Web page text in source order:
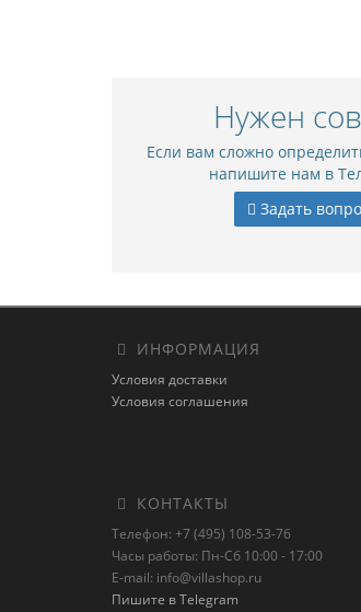
Нужен
Если вам сложно
напишите нам в
Задать
ИНФОРМАЦИЯ
Условия доставки
Условия соглашения
КОНТАКТЫ
Телефон: +7 (495) 108-53-76
Часы работы: Пн-Сб 10:00 - 17:00
E-mail: info@villashop.ru
Пишите в Telegram